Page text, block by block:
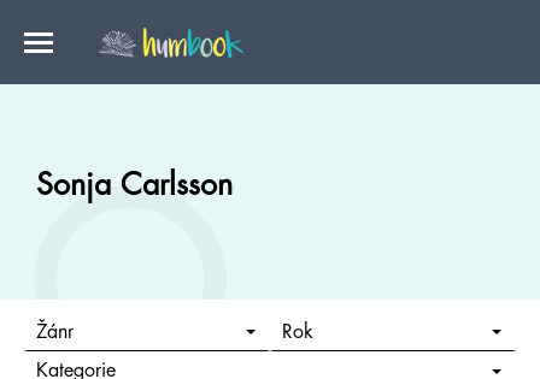
Sonja Carlsson
Žánr Rok
Kategorie